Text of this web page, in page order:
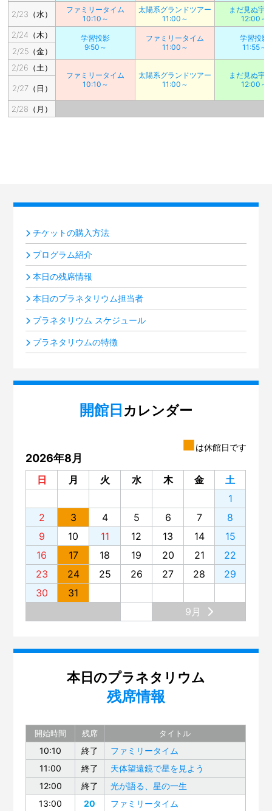
2/23（水）
ファミリータイム
10:10～
太陽系グランドツアー
11:00～
まだ見ぬ宇
12:00～
2/24（木）
学習投影
9:50～
ファミリータイム
11:00～
学習投影
11:55～
2/25（金）
2/26（土）
ファミリータイム
10:10～
太陽系グランドツアー
11:00～
まだ見ぬ宇
12:00～
2/27（日）
2/28（月）
チケットの購入方法
プログラム紹介
本日の残席情報
本日のプラネタリウム担当者
プラネタリウム スケジュール
プラネタリウムの特徴
開館日 カレンダー
■は休館日です
2026年8月
日 月 火 水 木 金
土
1
2
3 4 5 6 7
8
9
10 11 12 13 14
15
16
17 18 19 20 21
22
23
24 25 26 27 28
29
30
31
9月
本日のプラネタリウム
残席情報
開始時間 残席 タイトル
10:10 終了
ファミリータイム
11:00
終了
天体望遠鏡で星を見よう
12:00
終了
光が語る、星の一生
13:00
20 ファミリータイム